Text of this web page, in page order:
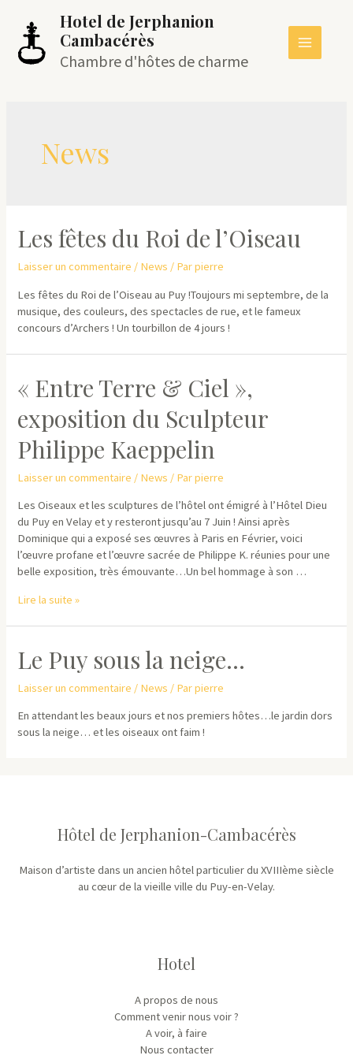
contenu
Hotel de Jerphanion
Cambacérès
Chambre d'hôtes de charme
MAIN
News
Les fêtes du Roi de l’Oiseau
Laisser un commentaire / News / Parpierre
Les fêtes du Roi de l’Oiseau au Puy !Toujours mi septembre, de la
musique, des couleurs, des spectacles de rue, et le fameux
concours d’Archers ! Un tourbillon de 4 jours !
« Entre Terre & Ciel »,
exposition du Sculpteur
Philippe Kaeppelin
Laisser un commentaire / News / Parpierre
Les Oiseaux et les sculptures de l’hôtel ont émigré à l’Hôtel Dieu
du Puy en Velay et y resteront jusqu’au 7 Juin ! Ainsi après
Dominique qui a exposé ses œuvres à Paris en Février, voici
l’œuvre profane et l’œuvre sacrée de Philippe K. réunies pour une
belle exposition, très émouvante…Un bel hommage à son …
« Entre
exposition
du
Philippe
Kaeppelin
Lire la suite »
Le Puy sous la neige…
Laisser un commentaire / News / Parpierre
En attendant les beaux jours et nos premiers hôtes…le jardin dors
sous la neige… et les oiseaux ont faim !
Hôtel de Jerphanion-Cambacérès
Maison d’artiste dans un ancien hôtel particulier du XVIIIème siècle
au cœur de la vieille ville du Puy-en-Velay.
Hotel
A propos de nous
Comment venir nous voir ?
A voir, à faire
Nous contacter